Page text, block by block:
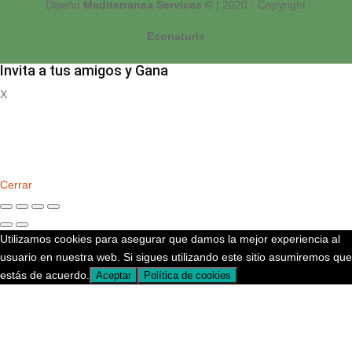
Diseño Mediterranea Services © | 2020 - Copyright
Econaturis
Invita a tus amigos y Gana
X
Cerrar
Utilizamos cookies para asegurar que damos la mejor experiencia al
usuario en nuestra web. Si sigues utilizando este sitio asumiremos que
estás de acuerdo.
Aceptar Política de cookies